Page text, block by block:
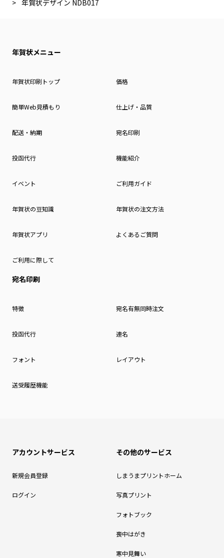
年賀状デザイン NDB017
年賀状メニュー
年賀状印刷トップ 価格
簡単Web見積もり 仕上げ・品質
配送・納期 宛名印刷
投函代行 機能紹介
イベント ご利用ガイド
年賀状の豆知識 年賀状の注文方法
年賀状アプリ よくあるご質問
ご利用に際して
宛名印刷
特徴 宛名有無同時注文
投函代行 連名
フォント レイアウト
送受履歴機能
アカウントサービス
新規会員登録
ログイン
その他のサービス
しまうまプリントホーム
写真プリント
フォトブック
喪中はがき
寒中見舞い